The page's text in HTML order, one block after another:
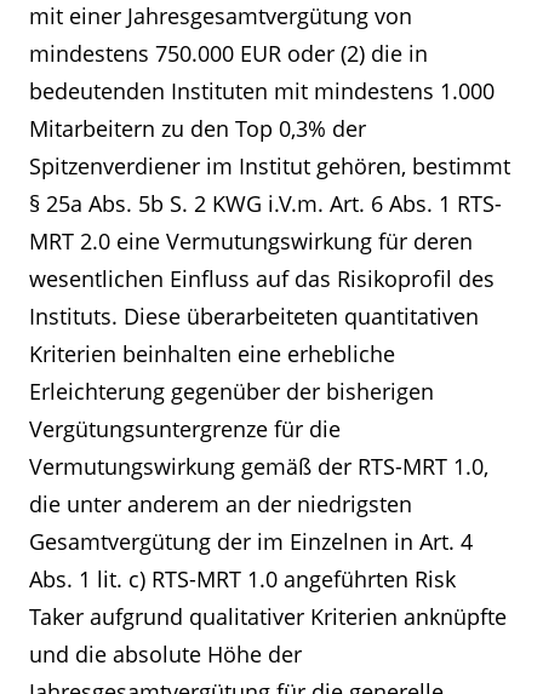
mit einer Jahresgesamtvergütung von
mindestens 750.000 EUR oder (2) die in
bedeutenden Instituten mit mindestens 1.000
Mitarbeitern zu den Top 0,3% der
Spitzenverdiener im Institut gehören, bestimmt
§ 25a Abs. 5b S. 2 KWG i.V.m. Art. 6 Abs. 1 RTS-
MRT 2.0 eine Vermutungswirkung für deren
wesentlichen Einfluss auf das Risikoprofil des
Instituts. Diese überarbeiteten quantitativen
Kriterien beinhalten eine erhebliche
Erleichterung gegenüber der bisherigen
Vergütungsuntergrenze für die
Vermutungswirkung gemäß der RTS-MRT 1.0,
die unter anderem an der niedrigsten
Gesamtvergütung der im Einzelnen in Art. 4
Abs. 1 lit. c) RTS-MRT 1.0 angeführten Risk
Taker aufgrund qualitativer Kriterien anknüpfte
und die absolute Höhe der